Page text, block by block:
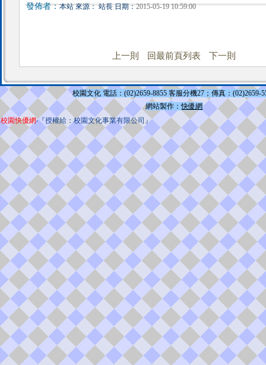
發佈者：本站 來源： 站長 日期：2015-05-19 10:59:00
上一則 回最前頁列表 下一則
校園文化 電話：(02)2659-8855 客服分機27；傳真：(02)2659-
網站製作：快優網
校園快優網‧『授權給：校園文化事業有限公司』